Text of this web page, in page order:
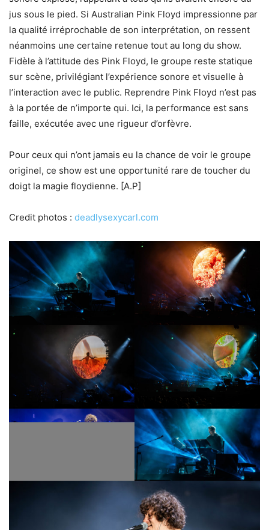
jus sous le pied. Si Australian Pink Floyd impressionne par
la qualité irréprochable de son interprétation, on ressent
néanmoins une certaine retenue tout au long du show.
Fidèle à l’attitude des Pink Floyd, le groupe reste statique
sur scène, privilégiant l’expérience sonore et visuelle à
l’interaction avec le public. Reprendre Pink Floyd n’est pas
à la portée de n’importe qui. Ici, la performance est sans
faille, exécutée avec une rigueur d’orfèvre.
Pour ceux qui n’ont jamais eu la chance de voir le groupe
originel, ce show est une opportunité rare de toucher du
doigt la magie floydienne. [A.P]
Credit photos : deadlysexycarl.com